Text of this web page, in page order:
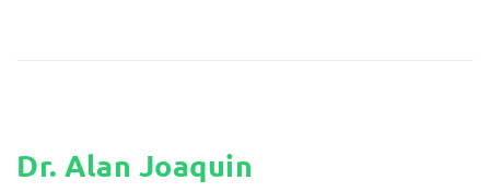
Dr. Alan Joaquin